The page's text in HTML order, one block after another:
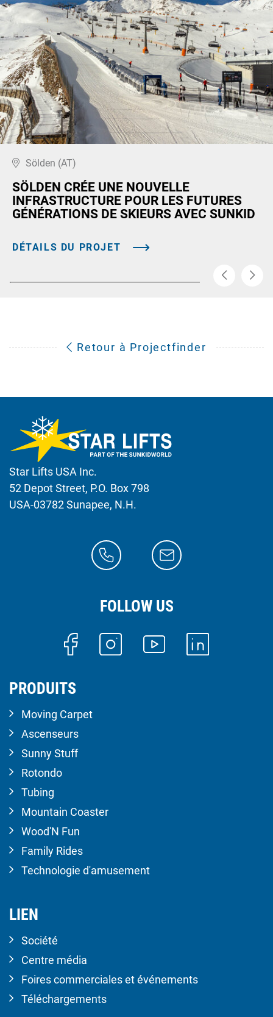
Sölden (AT)
SÖLDEN CRÉE UNE NOUVELLE
INFRASTRUCTURE POUR LES FUTURES
GÉNÉRATIONS DE SKIEURS AVEC SUNKID
DÉTAILS DU PROJET
Retour à Projectfinder
Star Lifts USA Inc.
52 Depot Street, P.O. Box 798
USA-03782 Sunapee, N.H.
FOLLOW US
PRODUITS
Moving Carpet
Ascenseurs
Sunny Stuff
Rotondo
Tubing
Mountain Coaster
Wood'N Fun
Family Rides
Technologie d'amusement
LIEN
Société
Centre média
Foires commerciales et événements
Téléchargements